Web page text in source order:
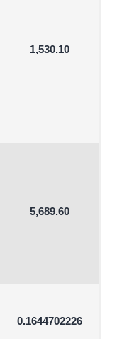
1,530.10
5,689.60
0.1644702226